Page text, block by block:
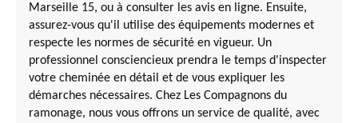
Marseille 15, ou à consulter les avis en ligne. Ensuite,
assurez-vous qu'il utilise des équipements modernes et
respecte les normes de sécurité en vigueur. Un
professionnel consciencieux prendra le temps d'inspecter
votre cheminée en détail et de vous expliquer les
démarches nécessaires. Chez Les Compagnons du
ramonage, nous vous offrons un service de qualité, avec